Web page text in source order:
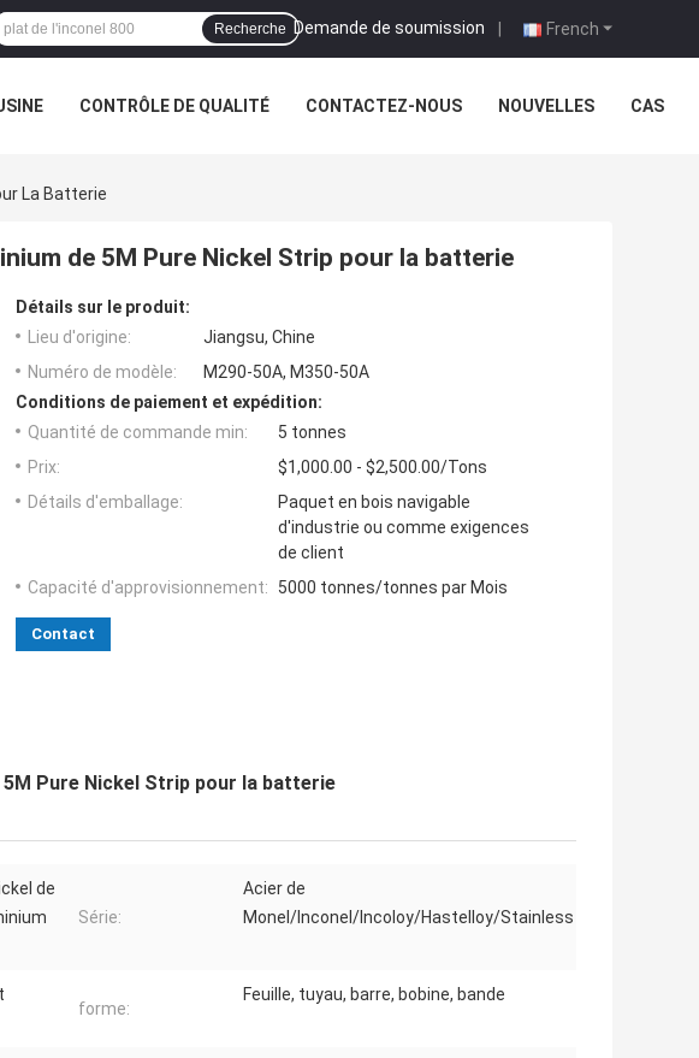
French
Demande de soumission |
Recherche
CONTRÔLE DE QUALITÉ CONTACTEZ-NOUS NOUVELLES CAS
La Batterie
de 5M Pure Nickel Strip pour la batterie
Détails sur le produit:
Lieu d'origine:
Jiangsu, Chine
Numéro de modèle:
M290-50A, M350-50A
Conditions de paiement et expédition:
Quantité de commande min:
5 tonnes
Prix:
$1,000.00 - $2,500.00/Tons
Détails d'emballage:
Paquet en bois navigable
d'industrie ou comme exigences
de client
Capacité d'approvisionnement:
5000 tonnes/tonnes par Mois
Contact
Pure Nickel Strip pour la batterie
de
Série:
Acier de
Monel/Inconel/Incoloy/Hastelloy/Stainless
forme:
Feuille, tuyau, barre, bobine, bande